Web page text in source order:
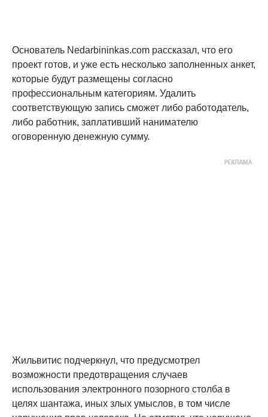
Основатель Nedarbininkas.com рассказал, что его
проект готов, и уже есть несколько заполненных анкет,
которые будут размещены согласно
профессиональным категориям. Удалить
соответствующую запись сможет либо работодатель,
либо работник, заплативший нанимателю
оговоренную денежную сумму.
Жильвитис подчеркнул, что предусмотрел
возможности предотвращения случаев
использования электронного позорного столба в
целях шантажа, иных злых умыслов, в том числе